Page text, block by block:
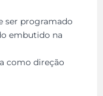
ser programado
embutido na
como direção